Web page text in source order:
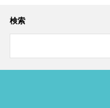
検索